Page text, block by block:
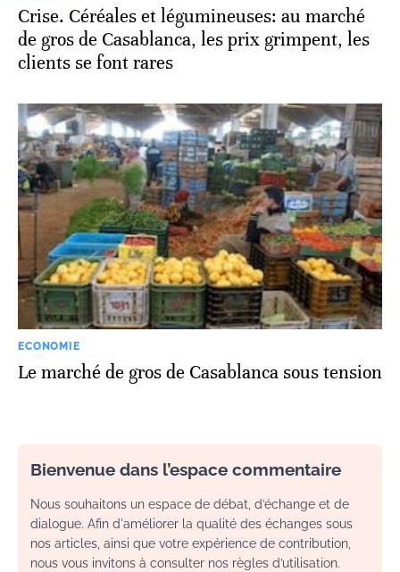
Crise. Céréales et légumineuses: au marché
de gros de Casablanca, les prix grimpent, les
clients se font rares
ECONOMIE
Le marché de gros de Casablanca sous tension
Bienvenue dans l’espace commentaire
Nous souhaitons un espace de débat, d’échange et de
dialogue. Afin d'améliorer la qualité des échanges sous
nos articles, ainsi que votre expérience de contribution,
nous vous invitons à consulter nos règles d’utilisation.